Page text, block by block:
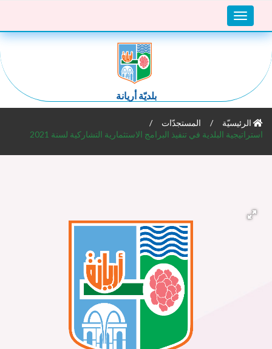
Toggle
navigation
بلديّة أريانة
الرئيسيّة
المستجدّات
استراتيجية البلدية في تنفيذ البرامج الاستثمارية التشاركية لسنة 2021